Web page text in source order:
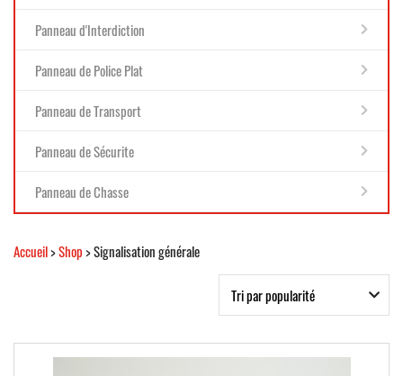
Panneau d'Interdiction
Panneau de Police Plat
Panneau de Transport
Panneau de Sécurite
Panneau de Chasse
Accueil>Shop> Signalisation générale